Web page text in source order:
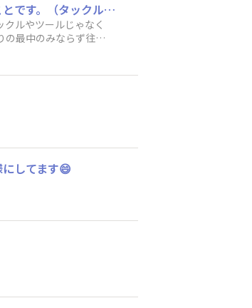
私が夏の季節、特に暑さ対策の観点で気を付けているのは「とにかく睡眠だけはしっかり取る」ということです。（タックルやツールじゃなくてすみません…笑）睡眠不足になるとどうしても船酔いや日差しの強さへの耐性が落ちる実感がありますし、何より釣りの最中のみならず往復のドライブなども含めて危険性が高まるので注意しています…。釣りの前日となるとワクワクして眠れない…というのは何歳になっても変わらずなのですが、オススメの入眠方法は睡眠の少し前に首元や頭をアイスバッグ等で冷やす事です。（クーラーで部屋全体を涼しくすると身体が冷えてしまって逆に疲れたりする場合もありますので…）頭がシャキッとして、そこからじわじわと心地良く体温が戻っていく感覚と共に割とスッと眠れるので寝起きもスッキリして良い感じですよ。引き続き水分補給と共に、睡眠にも気を配って最後まで楽しい釣行にしていきたいと思っています😊✨
ルやツールじゃなく
最中のみならず往復
歳になっても変わら
涼しくすると身体が
いく感覚と共に割と
行にしていきたいと
してます😄